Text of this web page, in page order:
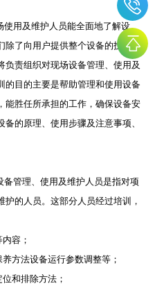
使用及维护人员能全面地了解设
除了向用户提供整个设备的技术说
负责组织对现场设备管理、使用及
的目的主要是帮助管理和使用设备
能胜任所承担的工作，确保设备安
的原理、使用步骤及注意事项、
管理、使用及维护人员是指对项
的人员。这部分人员经过培训，
容；
方法设备运行参数调整等；
和排除方法；